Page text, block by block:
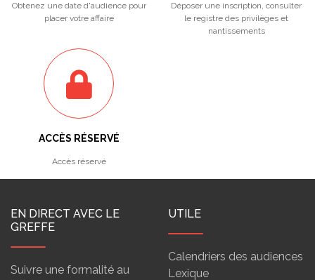
Obtenez une date d'audience pour
placer votre affaire
Déposer une inscription, consulter
le registre des privilèges et
nantissements
ACCÈS RÉSERVÉ
Accès réservé
EN DIRECT AVEC LE
GREFFE
Suivre une formalité au
UTILE
Calendriers des audiences
Lexique